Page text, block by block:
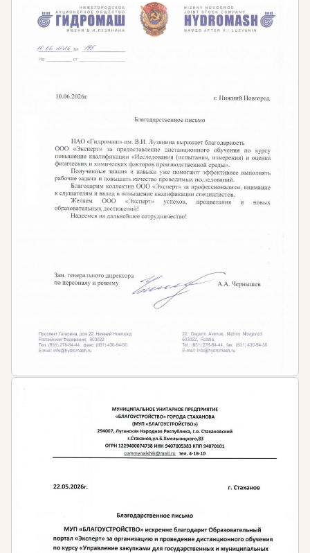
профессиональных стандартах и требованиях
законодательства, что гарантирует вашу
компетентность и востребованность на рынке
Образовательный портал «Эксперт» проводит
курсы ландшафтного дизайна в Хабаровске и по
переподготовки разработана для специалистов,
желающих повысить квалификацию или сменить
профиль деятельности. Учеба проходит в заочной
форме с применением дистанционных технологий,
что позволяет совмещать учебу с работой и
Специфика профессии ландшафтного дизайнера
Работа ландшафтного дизайнера — это сложный и
творческого мышления, но и глубоких технических
знаний. Специалист в этой области должен
понимать, как взаимодействуют растения с
окружающей средой, как правильно организовать
дренажную систему, какие материалы выбрать для
мощения дорожек, как учесть климатические
особенности региона и многое другое. Профессия
сочетает в себе элементы архитектуры, ботаники,
комплексный анализ участка перед началом
проектирования. Ландшафтный дизайнер изучает